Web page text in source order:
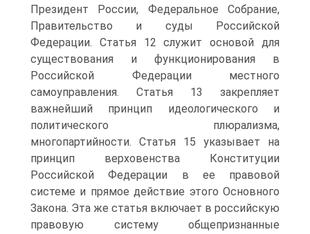
Президент России, Федеральное Собрание,
Правительство и суды Российской
Федерации. Статья 12 служит основой для
существования и функционирования в
Российской Федерации местного
самоуправления. Статья 13 закрепляет
важнейший принцип идеологического и
политического плюрализма,
многопартийности. Статья 15 указывает на
принцип верховенства Конституции
Российской Федерации в ее правовой
системе и прямое действие этого Основного
Закона. Эта же статья включает в российскую
правовую систему общепризнанные